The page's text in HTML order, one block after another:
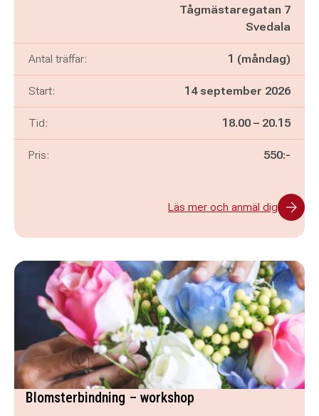
Tågmästaregatan 7
Svedala
Antal träffar: 1 (måndag)
Start: 14 september 2026
Tid: Pågår mellan
18.00 – och
20.15
Pris: 550:-
Läs mer och anmäl dig
Blomsterbindning – workshop